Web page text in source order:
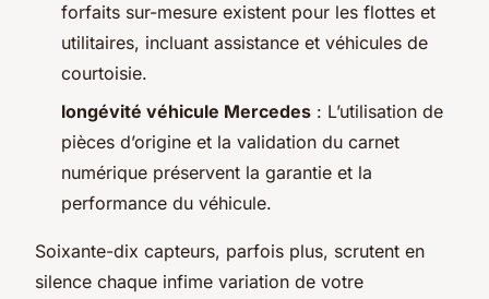
forfaits sur-mesure existent pour les flottes et
utilitaires, incluant assistance et véhicules de
courtoisie.
longévité véhicule Mercedes : L’utilisation de
pièces d’origine et la validation du carnet
numérique préservent la garantie et la
performance du véhicule.
Soixante-dix capteurs, parfois plus, scrutent en
silence chaque infime variation de votre